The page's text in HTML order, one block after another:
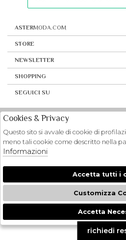
ASTERMODA.COM
STORE
NEWSLETTER
SHOPPING
SEGUICI SU
🍪
richiedi
Cookies & Privacy
Questo sito si avvale di cookie di
meno tali cookie come descritto nella
Informazioni
Accetta tutti i
Customizza
Accetta